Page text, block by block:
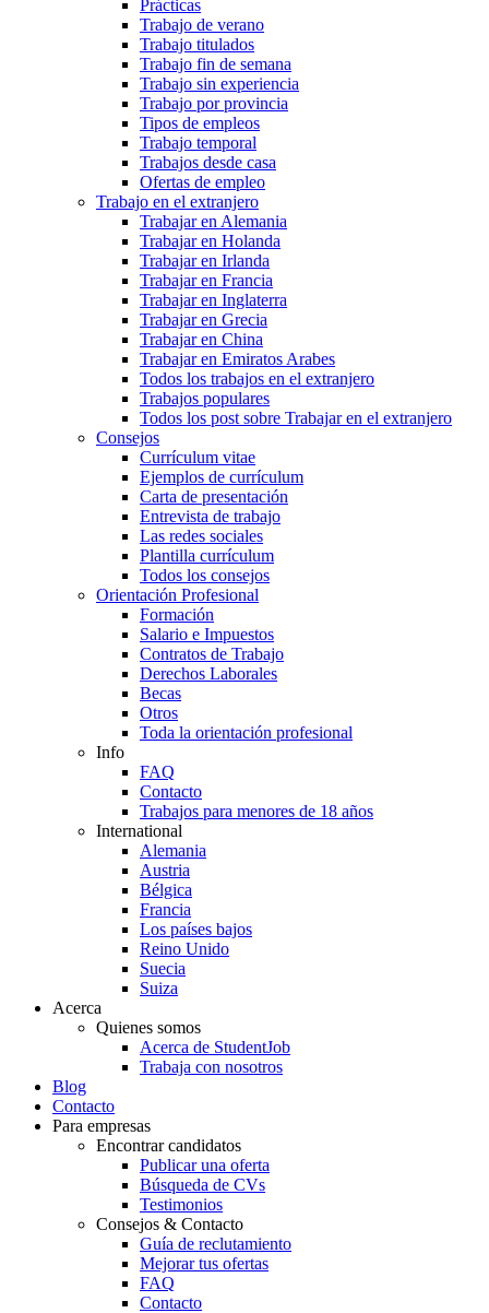
Prácticas
Trabajo de verano
Trabajo titulados
Trabajo fin de semana
Trabajo sin experiencia
Trabajo por provincia
Tipos de empleos
Trabajo temporal
Trabajos desde casa
Ofertas de empleo
Trabajo en el extranjero
Trabajar en Alemania
Trabajar en Holanda
Trabajar en Irlanda
Trabajar en Francia
Trabajar en Inglaterra
Trabajar en Grecia
Trabajar en China
Trabajar en Emiratos Arabes
Todos los trabajos en el extranjero
Trabajos populares
Todos los post sobre Trabajar en el extranjero
Consejos
Currículum vitae
Ejemplos de currículum
Carta de presentación
Entrevista de trabajo
Las redes sociales
Plantilla currículum
Todos los consejos
Orientación Profesional
Formación
Salario e Impuestos
Contratos de Trabajo
Derechos Laborales
Becas
Otros
Toda la orientación profesional
Info
FAQ
Contacto
Trabajos para menores de 18 años
International
Alemania
Austria
Bélgica
Francia
Los países bajos
Reino Unido
Suecia
Suiza
Acerca
Quienes somos
Acerca de StudentJob
Trabaja con nosotros
Blog
Contacto
Para empresas
Encontrar candidatos
Publicar una oferta
Búsqueda de CVs
Testimonios
Consejos & Contacto
Guía de reclutamiento
Mejorar tus ofertas
FAQ
Contacto